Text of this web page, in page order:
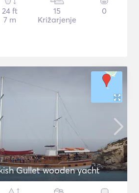
24 ft
7 m
15
Križarjenje
0
Traditional Turkish Gullet wooden yacht